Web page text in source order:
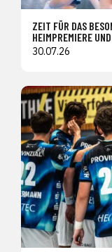
ZEIT FÜR DAS
HEIMPREMIERE
30.07.26